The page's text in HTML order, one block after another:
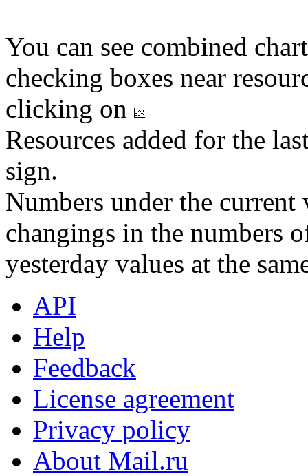
You can see combined
checking boxes near
clicking on
Resources added for the
sign.
Numbers under the
changings in the numbers
yesterday values at the
API
Help
Feedback
License agreement
Privacy policy
About Mail.ru